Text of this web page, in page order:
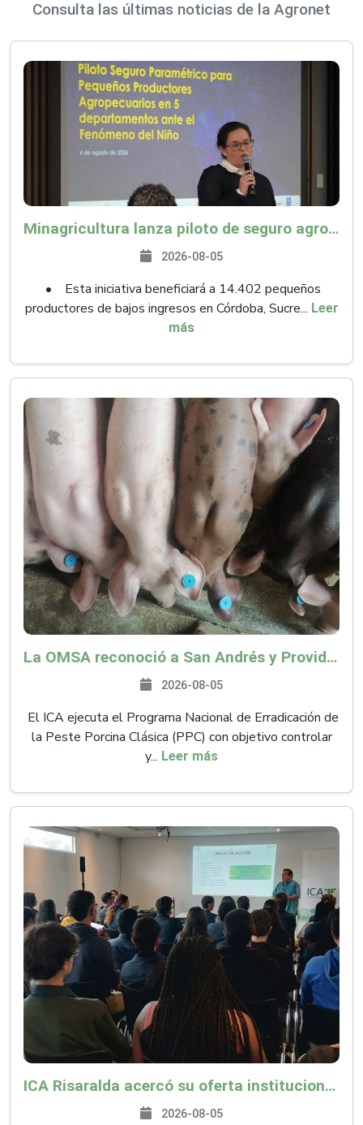
Consulta las últimas noticias de la Agronet
Minagricultura lanza piloto de seguro agropecuario por $9.625 millones para proteger a más de 14.000 pequeños productores contra riesgos del Fenómeno de El Niño
2026-08-05
• Esta iniciativa beneficiará a 14.402 pequeños
productores de bajos ingresos en Córdoba, Sucre... Leer
más
La OMSA reconoció a San Andrés y Providencia como zona libre de Peste Porcina Clásica (PPC)
2026-08-05
El ICA ejecuta el Programa Nacional de Erradicación de
la Peste Porcina Clásica (PPC) con objetivo controlar
y... Leer más
ICA Risaralda acercó su oferta institucional a productores y emprendedores en Expocamello
2026-08-05